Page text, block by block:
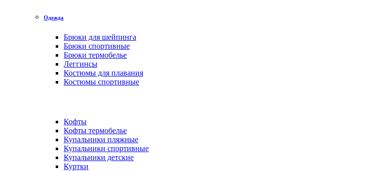
Одежда
Брюки для шейпинга
Брюки спортивные
Брюки термобелье
Леггинсы
Костюмы для плавания
Костюмы спортивные
Кофты
Кофты термобелье
Купальники пляжные
Купальники спортивные
Купальники детские
Куртки